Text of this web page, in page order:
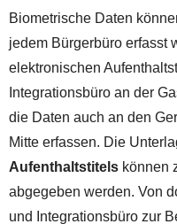
Biometrische Daten
jedem Bürgerbüro erfasst
elektronischen
Integrationsbüro an der
die Daten auch an den
Mitte erfassen. Die
Aufenthaltstitels können
abgegeben werden. Von
und Integrationsbüro zur